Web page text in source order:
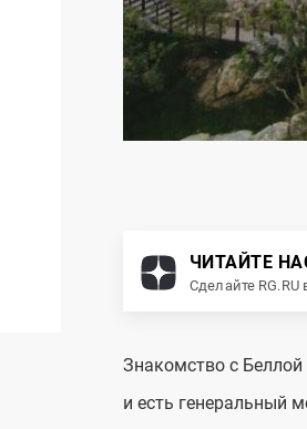
ЧИТАЙТЕ
Сделайте
Знакомство с
и есть генеральный